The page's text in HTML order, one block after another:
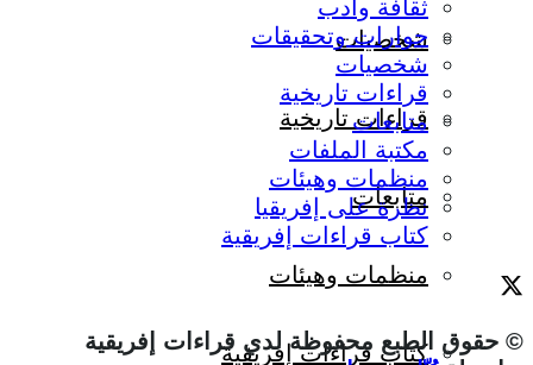
شخصيات
قراءات تاريخية
متابعات
منظمات وهيئات
كتاب قراءات إفريقية
ثقافة وأدب
حوارات وتحقيقات
شخصيات
قراءات تاريخية
متابعات
مكتبة الملفات
منظمات وهيئات
نظرة على إفريقيا
كتاب قراءات إفريقية
© حقوق الطبع محفوظة لدي قراءات إفريقية